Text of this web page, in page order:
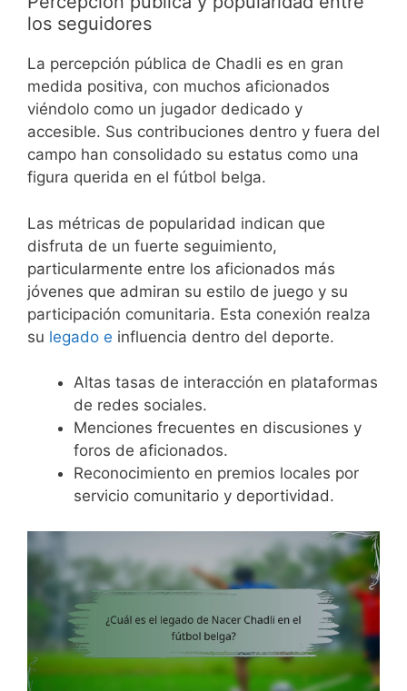
los seguidores
La percepción pública de Chadli es en gran
medida positiva, con muchos aficionados
viéndolo como un jugador dedicado y
accesible. Sus contribuciones dentro y fuera del
campo han consolidado su estatus como una
figura querida en el fútbol belga.
Las métricas de popularidad indican que
disfruta de un fuerte seguimiento,
particularmente entre los aficionados más
jóvenes que admiran su estilo de juego y su
participación comunitaria. Esta conexión realza
su legado e influencia dentro del deporte.
Altas tasas de interacción en plataformas
de redes sociales.
Menciones frecuentes en discusiones y
foros de aficionados.
Reconocimiento en premios locales por
servicio comunitario y deportividad.